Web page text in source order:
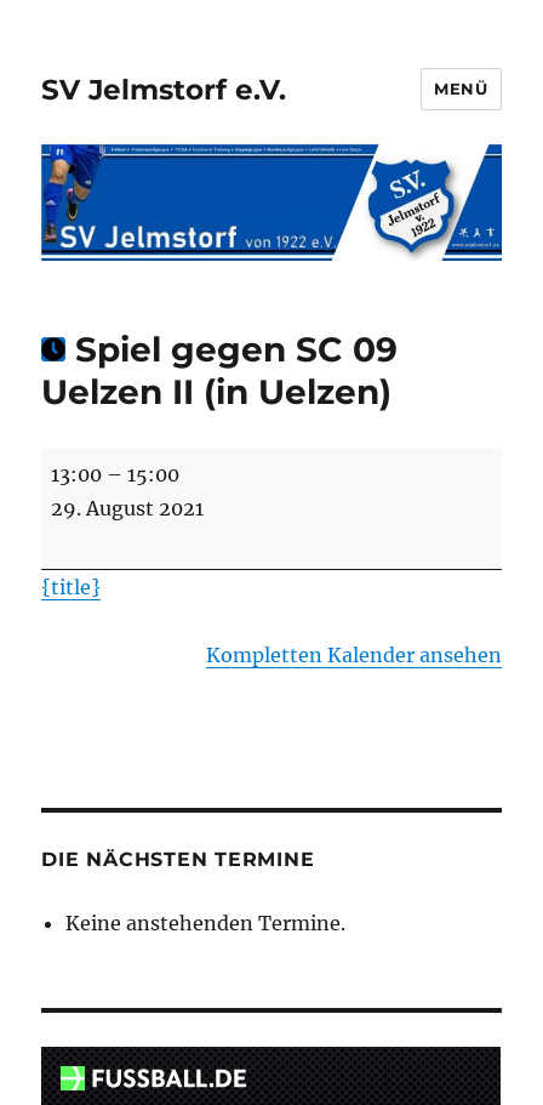
SV Jelmstorf e.V. MENÜ
Spiel gegen SC 09
Uelzen II (in Uelzen)
gegen
09
Uelzen
13:00 –15:00
29. August 2021
{title}
Kompletten Kalender ansehen
DIE NÄCHSTEN TERMINE
Keine anstehenden Termine.